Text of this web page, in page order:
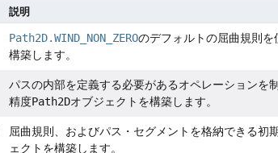
説明
Path2D.WIND_NON_ZEROのデフォルトの屈曲規則
構築します。
パスの内部を定義する必要があるオペレーションを
精度Path2Dオブジェクトを構築します。
屈曲規則、およびパス・セグメントを格納できる初
ェクトを構築します。